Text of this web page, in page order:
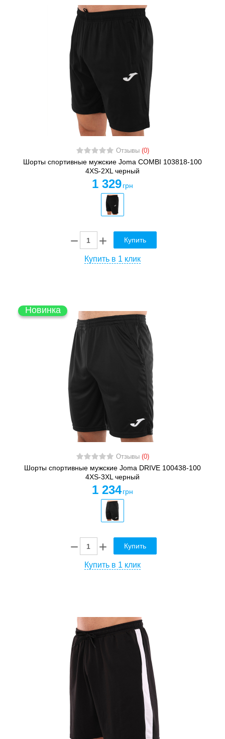
Отзывы (0)
Шорты спортивные мужские Joma COMBI 103818-100
4XS-2XL черный
1 329 грн
Купить
Купить в 1 клик
Новинка
Отзывы (0)
Шорты спортивные мужские Joma DRIVE 100438-100
4XS-3XL черный
1 234 грн
Купить
Купить в 1 клик